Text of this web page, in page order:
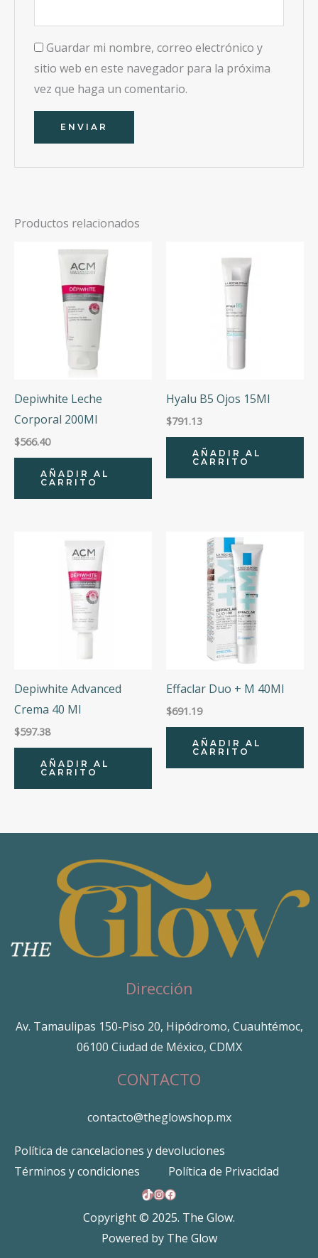
Guardar mi nombre, correo electrónico y
sitio web en este navegador para la próxima
vez que haga un comentario.
Productos relacionados
Depiwhite Leche
Corporal 200Ml
$566.40
AÑADIR AL
CARRITO
Hyalu B5 Ojos 15Ml
$791.13
AÑADIR AL
CARRITO
Depiwhite Advanced
Crema 40 Ml
$597.38
AÑADIR AL
CARRITO
Effaclar Duo + M 40Ml
$691.19
AÑADIR AL
CARRITO
Dirección
Av. Tamaulipas 150-Piso 20, Hipódromo, Cuauhtémoc,
06100 Ciudad de México, CDMX
CONTACTO
contacto@theglowshop.mx
Política de cancelaciones y devoluciones
Términos y condiciones
Política de Privacidad
TikTok
Instagram
Facebook
Copyright © 2025. The Glow.
Powered by The Glow